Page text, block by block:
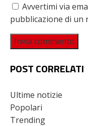
Avvertimi via
pubblicazione di un
POST CORRELATI
Ultime notizie
Popolari
Trending